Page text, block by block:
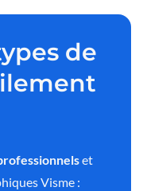
de
et
Visme :